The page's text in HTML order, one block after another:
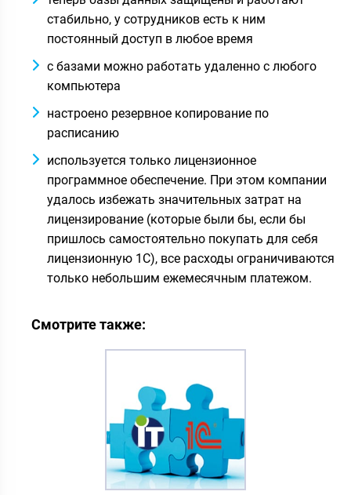
стабильно, у сотрудников есть к ним
постоянный доступ в любое время
с базами можно работать удаленно с любого
компьютера
настроено резервное копирование по
расписанию
используется только лицензионное
программное обеспечение. При этом компании
удалось избежать значительных затрат на
лицензирование (которые были бы, если бы
пришлось самостоятельно покупать для себя
лицензионную 1С), все расходы ограничиваются
только небольшим ежемесячным платежом.
Смотрите также: